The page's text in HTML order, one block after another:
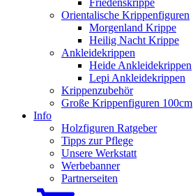
Friedenskrippe
Orientalische Krippenfiguren
Morgenland Krippe
Heilig Nacht Krippe
Ankleidekrippen
Heide Ankleidekrippen
Lepi Ankleidekrippen
Krippenzubehör
Große Krippenfiguren 100cm
Info
Holzfiguren Ratgeber
Tipps zur Pflege
Unsere Werkstatt
Werbebanner
Partnerseiten